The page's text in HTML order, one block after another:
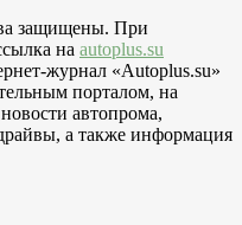
защищены. При
на autoplus.su
журнал «Autoplus.su»
порталом, на
автопрома,
а также информация